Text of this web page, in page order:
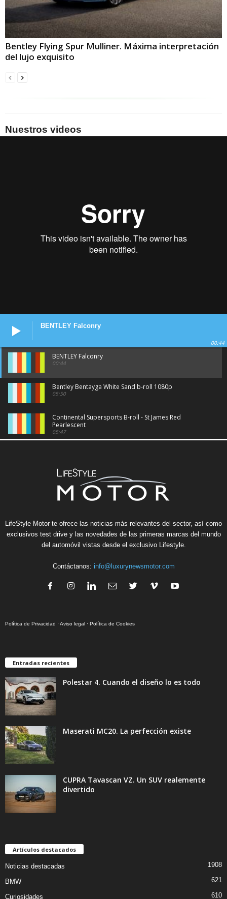
Bentley Flying Spur Mulliner. Máxima interpretación
del lujo exquisito
Nuestros videos
BENTLEY Falconry
00:44
BENTLEY Falconry
00:44
Bentley Bentayga White Sand b-roll 1080p
05:50
Continental Supersports B-roll - St James Red
Pearlescent
05:47
Bentayga Marquetry by Mulliner
02:12
LifeStyle Motor te ofrece las noticias más relevantes del sector, así como
exclusivos test drive y las novedades de las primeras marcas del mundo
del automóvil vistas desde el exclusivo Lifestyle.
Contáctanos: info@luxurynewsmotor.com
Política de Privacidad ·Aviso legal · Política de Cookies
Entradas recientes
Polestar 4. Cuando el diseño lo es todo
Maserati MC20. La perfección existe
CUPRA Tavascan VZ. Un SUV realemente
divertido
Artículos destacados
Noticias destacadas 1908
BMW 621
Curiosidades 610